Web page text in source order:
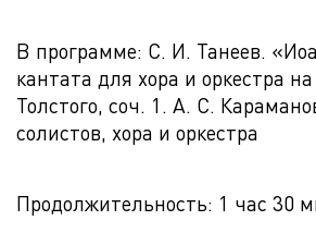
В программе: С. И. Танеев.
кантата для хора и оркестра
Толстого, соч. 1. А. С.
солистов, хора и оркестра
Продолжительность: 1 час 30